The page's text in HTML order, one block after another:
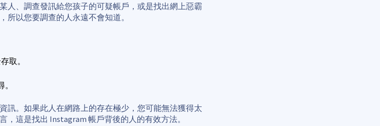
人、調查發訊給您孩子的可疑帳戶，或是找出網上惡霸
所以您要調查的人永遠不會知道。
取。
訊。如果此人在網路上的存在極少，您可能無法獲得太
，這是找出 Instagram 帳戶背後的人的有效方法。